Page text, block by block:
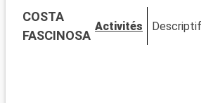
paradisiaque de Saona, qui vous
mangroves et vous émerveillera par la
marine qui fait de l'île, un repère privilégié
COSTA
FASCINOSA
Activités Descriptif